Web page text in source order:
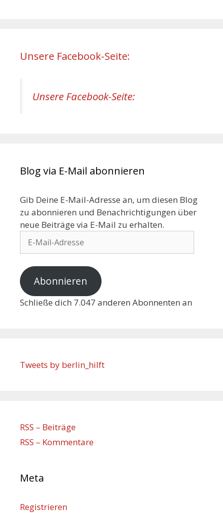
Unsere Facebook-Seite:
Unsere Facebook-Seite:
Blog via E-Mail abonnieren
Gib Deine E-Mail-Adresse an, um diesen Blog
zu abonnieren und Benachrichtigungen über
neue Beiträge via E-Mail zu erhalten.
Abonnieren
Schließe dich 7.047 anderen Abonnenten an
Tweets by berlin_hilft
RSS – Beiträge
RSS – Kommentare
Meta
Registrieren